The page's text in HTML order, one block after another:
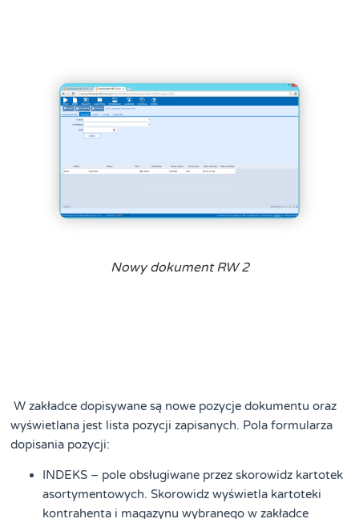
Nowy dokument RW 2
W zakładce dopisywane są nowe pozycje dokumentu oraz
wyświetlana jest lista pozycji zapisanych. Pola formularza
dopisania pozycji:
INDEKS – pole obsługiwane przez skorowidz kartotek
asortymentowych. Skorowidz wyświetla kartoteki
kontrahenta i magazynu wybranego w zakładce